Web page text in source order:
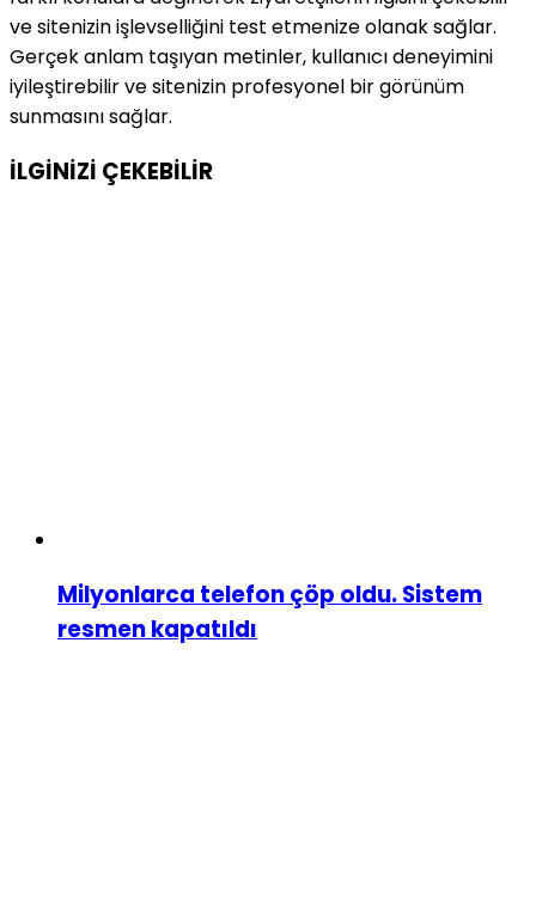
ve sitenizin işlevselliğini test etmenize olanak sağlar.
Gerçek anlam taşıyan metinler, kullanıcı deneyimini
iyileştirebilir ve sitenizin profesyonel bir görünüm
sunmasını sağlar.
İLGİNİZİ ÇEKEBİLİR
Milyonlarca telefon çöp oldu. Sistem
resmen kapatıldı